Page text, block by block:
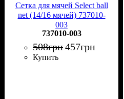
Сетка для мячей Select ball
net (14/16 мячей) 737010-
003
737010-003
508грн457грн
Купить